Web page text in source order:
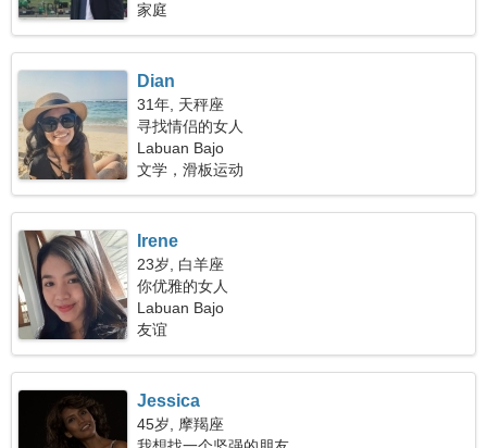
家庭
Dian
31年, 天秤座
寻找情侣的女人
Labuan Bajo
文学，滑板运动
Irene
23岁, 白羊座
你优雅的女人
Labuan Bajo
友谊
Jessica
45岁, 摩羯座